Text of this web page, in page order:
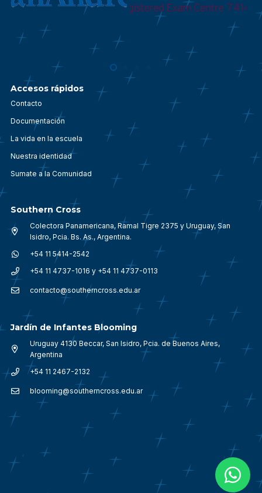
Accesos rápidos
Contacto
Documentación
La vida en la escuela
Nuestra identidad
Sumate a la Comunidad
Southern Cross
Colectora Panamericana, Ramal Tigre 2375 y Uruguay, San
Isidro, Pcia. Bs. As., Argentina.
+54 11 5414-2542
+54 11 4737-1016 y +54 11 4737-0113
contacto@southerncross.edu.ar
Jardín de Infantes Blooming
Uruguay 4130 Beccar, San Isidro, Pcia. de Buenos Aires,
Argentina
+54 11 2467-2132
blooming@southerncross.edu.ar